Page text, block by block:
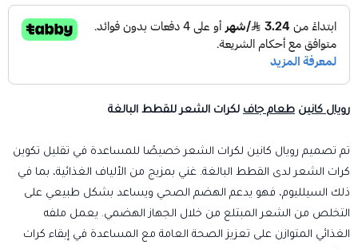
رويال كانين طعام جاف لكرات الشعر للقطط البالغة
تم تصميم رويال كانين لكرات الشعر خصيصًا للمساعدة في تقليل تكوين
كرات الشعر لدى القطط البالغة. غني بمزيج من الألياف الغذائية، بما في
ذلك السيلليوم، فهو يدعم الهضم الصحي ويساعد بشكل طبيعي على
التخلص من الشعر المبتلع من خلال الجهاز الهضمي. يعمل ملفه
الغذائي المتوازن على تعزيز الصحة العامة مع المساعدة في إبقاء كرات